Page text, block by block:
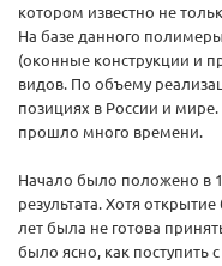
котором известно не
На базе данного
(оконные конструкции и
видов. По объему
позициях в России и
прошло много времени.
Начало было положено в
результата. Хотя
лет была не готова
было ясно, как